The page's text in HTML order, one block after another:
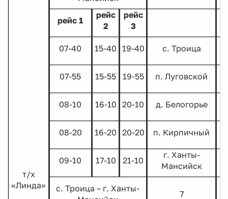
т/х
«Линда»
рейс 1
рейс
2
рейс
3
07-40 15-40 19-40 с. Троица
07-55 15-55 19-55 п. Луговской
08-10 16-10 20-10 д. Белогорье
08-20 16-20 20-20 п. Кирпичный
09-10 17-10 21-10
г. Ханты-
Мансийск
с. Троица – г. Ханты-
7